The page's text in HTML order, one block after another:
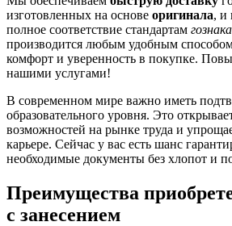
изготовленных на основе оригинала, и
полное соответствие стандартам гознака
производится любым удобным
комфорт и уверенность в покупке.
нашими услугами!
В современном мире важно иметь
образовательного уровня. Это
возможностей на рынке труда и
карьере. Сейчас у вас есть шанс
необходимые документы без хлопот и
Преимущества
с занесением